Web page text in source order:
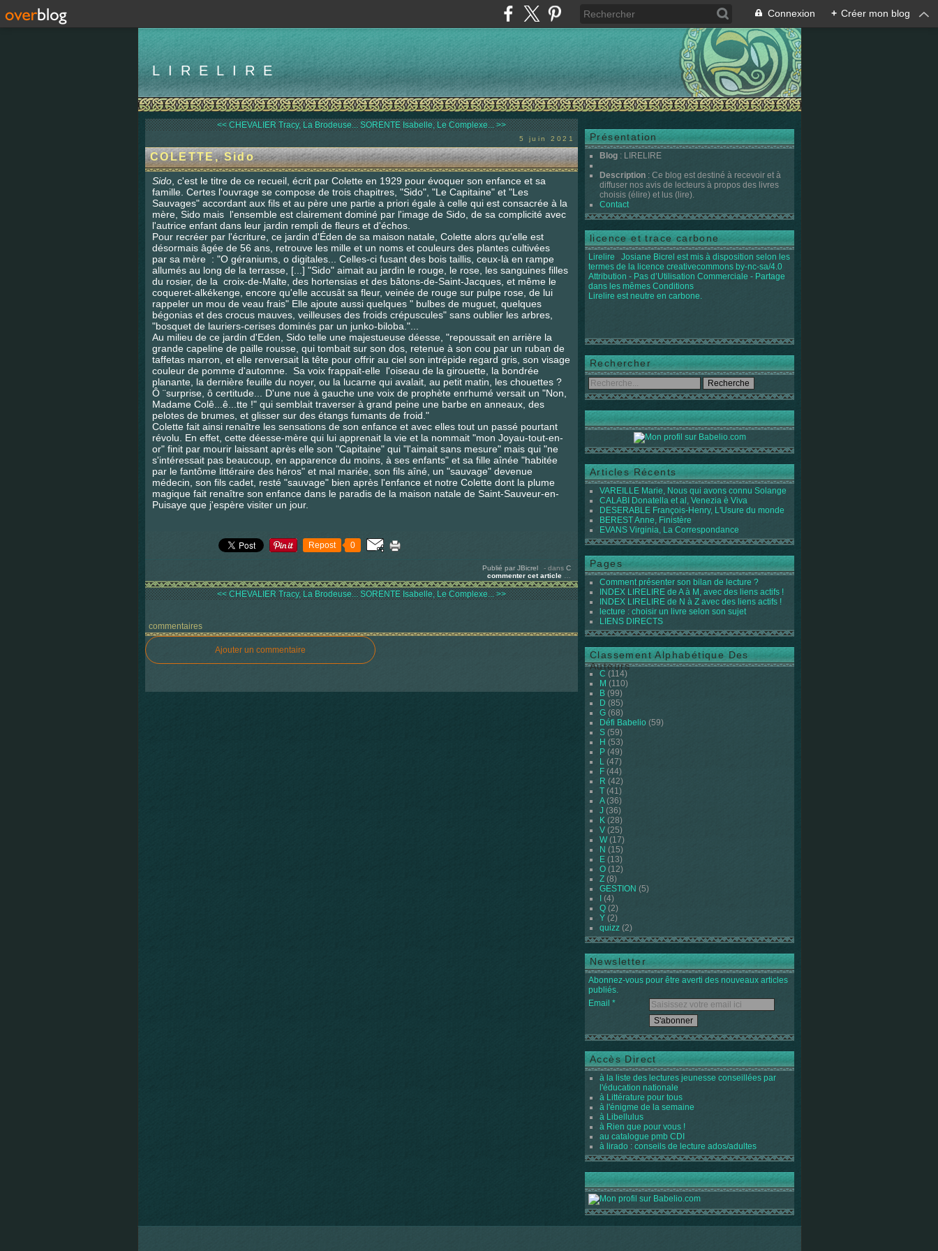
Connexion + Créer mon blog
LIRELIRE
<< CHEVALIER Tracy, La Brodeuse... SORENTE Isabelle, Le Complexe... >>
5 juin 2021
COLETTE, Sido
Sido , c'est le titre de ce recueil, écrit par Colette en 1929 pour évoquer son enfance et sa
famille. Certes l'ouvrage se compose de trois chapitres, "Sido", "Le Capitaine" et "Les
Sauvages" accordant aux fils et au père une partie a priori égale à celle qui est consacrée à la
mère, Sido mais l'ensemble est clairement dominé par l'image de Sido, de sa complicité avec
l'autrice enfant dans leur jardin rempli de fleurs et d'échos.
Pour recréer par l'écriture, ce jardin d'Éden de sa maison natale, Colette alors qu'elle est
désormais âgée de 56 ans, retrouve les mille et un noms et couleurs des plantes cultivées
par sa mère : "O géraniums, o digitales... Celles-ci fusant des bois taillis, ceux-là en rampe
allumés au long de la terrasse, [...] "Sido" aimait au jardin le rouge, le rose, les sanguines filles
du rosier, de la croix-de-Malte, des hortensias et des bâtons-de-Saint-Jacques, et même le
coqueret-alkékenge, encore qu'elle accusât sa fleur, veinée de rouge sur pulpe rose, de lui
rappeler un mou de veau frais" Elle ajoute aussi quelques " bulbes de muguet, quelques
bégonias et des crocus mauves, veilleuses des froids crépuscules" sans oublier les arbres,
"bosquet de lauriers-cerises dominés par un junko-biloba."...
Au milieu de ce jardin d'Eden, Sido telle une majestueuse déesse, "repoussait en arrière la
grande capeline de paille rousse, qui tombait sur son dos, retenue à son cou par un ruban de
taffetas marron, et elle renversait la tête pour offrir au ciel son intrépide regard gris, son visage
couleur de pomme d'automne. Sa voix frappait-elle l'oiseau de la girouette, la bondrée
planante, la dernière feuille du noyer, ou la lucarne qui avalait, au petit matin, les chouettes ?
Ô ¨surprise, ô certitude... D'une nue à gauche une voix de prophète enrhumé versait un "Non,
Madame Colê...ê...tte !" qui semblait traverser à grand peine une barbe en anneaux, des
pelotes de brumes, et glisser sur des étangs fumants de froid."
Colette fait ainsi renaître les sensations de son enfance et avec elles tout un passé pourtant
révolu. En effet, cette déesse-mère qui lui apprenait la vie et la nommait "mon Joyau-tout-en-
or" finit par mourir laissant après elle son "Capitaine" qui "l'aimait sans mesure" mais qui "ne
s'intéressait pas beaucoup, en apparence du moins, à ses enfants" et sa fille aînée "habitée
par le fantôme littéraire des héros" et mal mariée, son fils aîné, un "sauvage" devenue
médecin, son fils cadet, resté "sauvage" bien après l'enfance et notre Colette dont la plume
magique fait renaître son enfance dans le paradis de la maison natale de Saint-Sauveur-en-
Puisaye que j'espère visiter un jour.
Repost 0
Publié par JBicrel - dans C
commenter cet article
<< CHEVALIER Tracy, La Brodeuse... SORENTE Isabelle, Le Complexe... >>
commentaires
Ajouter un commentaire
Présentation
Blog : LIRELIRE
Description : Ce blog est destiné à recevoir et à
diffuser nos avis de lecteurs à propos des livres
choisis (élire) et lus (lire).
Contact
licence et trace carbone
Lirelire Josiane Bicrel est mis à disposition selon les
termes de la licence creativecommons by-nc-sa/4.0
Attribution - Pas d’Utilisation Commerciale - Partage
dans les mêmes Conditions
Lirelire est neutre en carbone.
Rechercher
Articles Récents
VAREILLE Marie, Nous qui avons connu Solange
CALABI Donatella et al, Venezia è Viva
DESERABLE François-Henry, L'Usure du monde
BEREST Anne, Finistère
EVANS Virginia, La Correspondance
Pages
Comment présenter son bilan de lecture ?
INDEX LIRELIRE de A à M, avec des liens actifs !
INDEX LIRELIRE de N à Z avec des liens actifs !
lecture : choisir un livre selon son sujet
LIENS DIRECTS
Classement Alphabétique Des
Auteurs
C (114)
M (110)
B (99)
D (85)
G (68)
Défi Babelio (59)
S (59)
H (53)
P (49)
L (47)
F (44)
R (42)
T (41)
A(36)
J (36)
K (28)
V (25)
W(17)
N (15)
E (13)
O (12)
Z (8)
GESTION (5)
(4)
Q (2)
Y (2)
quizz (2)
Newsletter
Abonnez-vous pour être averti des nouveaux articles
publiés.
Email
Accès Direct
à la liste des lectures jeunesse conseillées par
l'éducation nationale
à Littérature pour tous
à l'énigme de la semaine
à Libellulus
à Rien que pour vous !
au catalogue pmb CDI
à lirado : conseils de lecture ados/adultes